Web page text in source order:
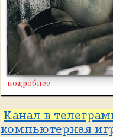
подробнее
Канал в
компьютерная